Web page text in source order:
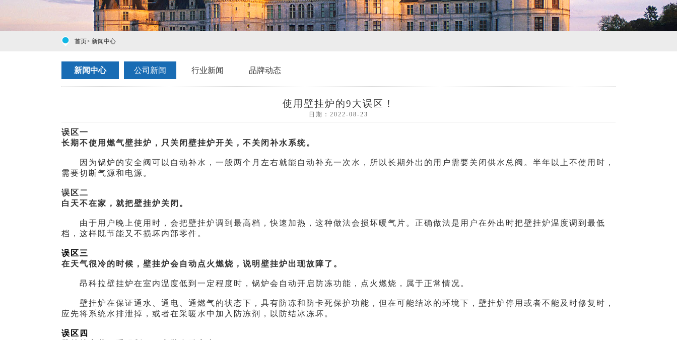
首页> 新闻中心
新闻中心 公司新闻 行业新闻 品牌动态
使用壁挂炉的9大误区！
日期：2022-08-23
误区一
长期不使用燃气壁挂炉，只关闭壁挂炉开关，不关闭补水系统。
因为锅炉的安全阀可以自动补水，一般两个月左右就能自动补充一次水，所以长期外出的用户需要关闭供水总阀。半年以上不使用时，
需要切断气源和电源。
误区二
白天不在家，就把壁挂炉关闭。
由于用户晚上使用时，会把壁挂炉调到最高档，快速加热，这种做法会损坏暖气片。正确做法是用户在外出时把壁挂炉温度调到最低
档，这样既节能又不损坏内部零件。
误区三
在天气很冷的时候，壁挂炉会自动点火燃烧，说明壁挂炉出现故障了。
昂科拉壁挂炉在室内温度低到一定程度时，锅炉会自动开启防冻功能，点火燃烧，属于正常情况。
壁挂炉在保证通水、通电、通燃气的状态下，具有防冻和防卡死保护功能，但在可能结冰的环境下，壁挂炉停用或者不能及时修复时，
应先将系统水排泄掉，或者在采暖水中加入防冻剂，以防结冰冻坏。
误区四